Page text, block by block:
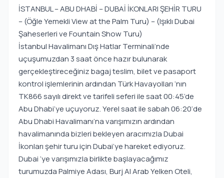
İSTANBUL – ABU DHABİ – DUBAİ İKONLARI ŞEHİR TURU
– (Öğle Yemekli View at the Palm Turu) – (Işıklı Dubai
Şaheserleri ve Fountain Show Turu)
İstanbul Havalimanı Dış Hatlar Terminali’nde
uçuşumuzdan 3 saat önce hazır bulunarak
gerçekleştireceğiniz bagaj teslim, bilet ve pasaport
kontrol işlemlerinin ardından Türk Havayolları ‘nın
TK866 sayılı direkt ve tarifeli seferi ile saat 00:45’de
Abu Dhabi’ye uçuyoruz. Yerel saat ile sabah 06:20‘de
Abu Dhabi Havalimanı’na varışımızın ardından
havalimanında bizleri bekleyen aracımızla Dubai
İkonları şehir turu için Dubai’ye hareket ediyoruz.
Dubai ‘ye varışımızla birlikte başlayacağımız
turumuzda Palmiye Adası, Burj Al Arab Yelken Oteli,